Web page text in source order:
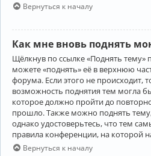
Вернуться к началу
Как мне вновь поднять
Щёлкнув по ссылке «Поднять
можете «поднять» её в верхнюю
форума. Если этого не происходит,
возможность поднятия тем могла
которое должно пройти до
прошло. Также можно поднять
однако удостоверьтесь, что тем
правила конференции, на которой
Вернуться к началу